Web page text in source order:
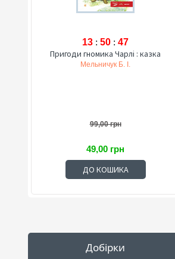
13 : 50 : 45
Пригоди гномика Чарлі : казка
Мельничук Б. І.
99,00 грн
49,00 грн
ДО КОШИКА
Добірки